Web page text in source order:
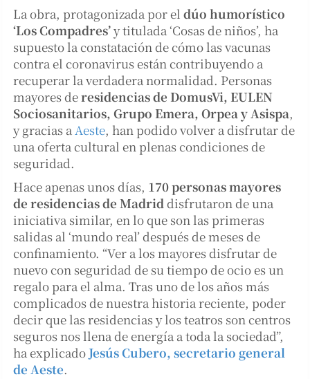
La obra, protagonizada por el dúo humorístico
‘Los Compadres’y titulada ‘Cosas de niños’, ha
supuesto la constatación de cómo las vacunas
contra el coronavirus están contribuyendo a
recuperar la verdadera normalidad. Personas
mayores deresidencias de DomusVi, EULEN
Sociosanitarios, Grupo Emera, Orpea y Asispa,
y gracias aAeste, han podido volver a disfrutar de
una oferta cultural en plenas condiciones de
seguridad.
Hace apenas unos días, 170 personas mayores
de residencias de Madriddisfrutaron de una
iniciativa similar, en lo que son las primeras
salidas al ‘mundo real’ después de meses de
confinamiento. “Ver a los mayores disfrutar de
nuevo con seguridad de su tiempo de ocio es un
regalo para el alma. Tras uno de los años más
complicados de nuestra historia reciente, poder
decir que las residencias y los teatros son centros
seguros nos llena de energía a toda la sociedad”,
ha explicado Jesús Cubero, secretario general
de Aeste.